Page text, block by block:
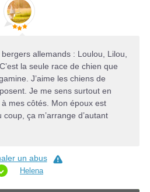
allemands : Loulou, Lilou,
la seule race de chien que
J’aime les chiens de
Je me sens surtout en
mes côtés. Mon époux est
ça m’arrange d’autant
un abus
Helena